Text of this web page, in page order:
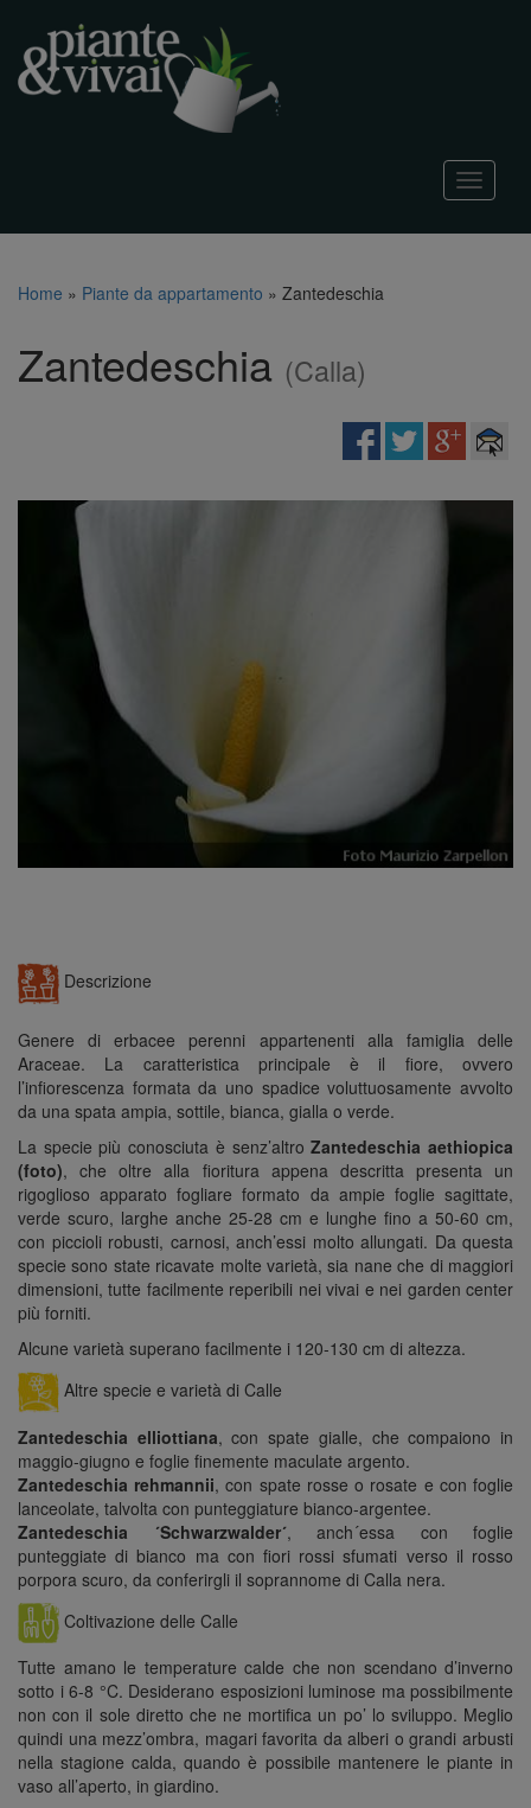
T
o
g
Home » Piante da appartamento » Zantedeschia
Zantedeschia (Calla)
Descrizione
Genere di erbacee perenni appartenenti alla famiglia delle
Araceae. La caratteristica principale è il fiore, ovvero
l’infiorescenza formata da uno spadice voluttuosamente avvolto
da una spata ampia, sottile, bianca, gialla o verde.
La specie più conosciuta è senz’altroZantedeschia aethiopica
(foto), che oltre alla fioritura appena descritta presenta un
rigoglioso apparato fogliare formato da ampie foglie sagittate,
verde scuro, larghe anche 25-28 cm e lunghe fino a 50-60 cm,
con piccioli robusti, carnosi, anch’essi molto allungati. Da questa
specie sono state ricavate molte varietà, sia nane che di maggiori
dimensioni, tutte facilmente reperibili nei vivai e nei garden center
più forniti.
Alcune varietà superano facilmente i 120-130 cm di altezza.
Altre specie e varietà di Calle
Zantedeschia elliottiana, con spate gialle, che compaiono in
maggio-giugno e foglie finemente maculate argento.
Zantedeschia rehmannii, con spate rosse o rosate e con foglie
lanceolate, talvolta con punteggiature bianco-argentee.
Zantedeschia ´Schwarzwalder´, anch´essa con foglie
punteggiate di bianco ma con fiori rossi sfumati verso il rosso
porpora scuro, da conferirgli il soprannome di Calla nera.
Coltivazione delle Calle
Tutte amano le temperature calde che non scendano d’inverno
sotto i 6-8 °C. Desiderano esposizioni luminose ma possibilmente
non con il sole diretto che ne mortifica un po’ lo sviluppo. Meglio
quindi una mezz’ombra, magari favorita da alberi o grandi arbusti
nella stagione calda, quando è possibile mantenere le piante in
vaso all’aperto, in giardino.